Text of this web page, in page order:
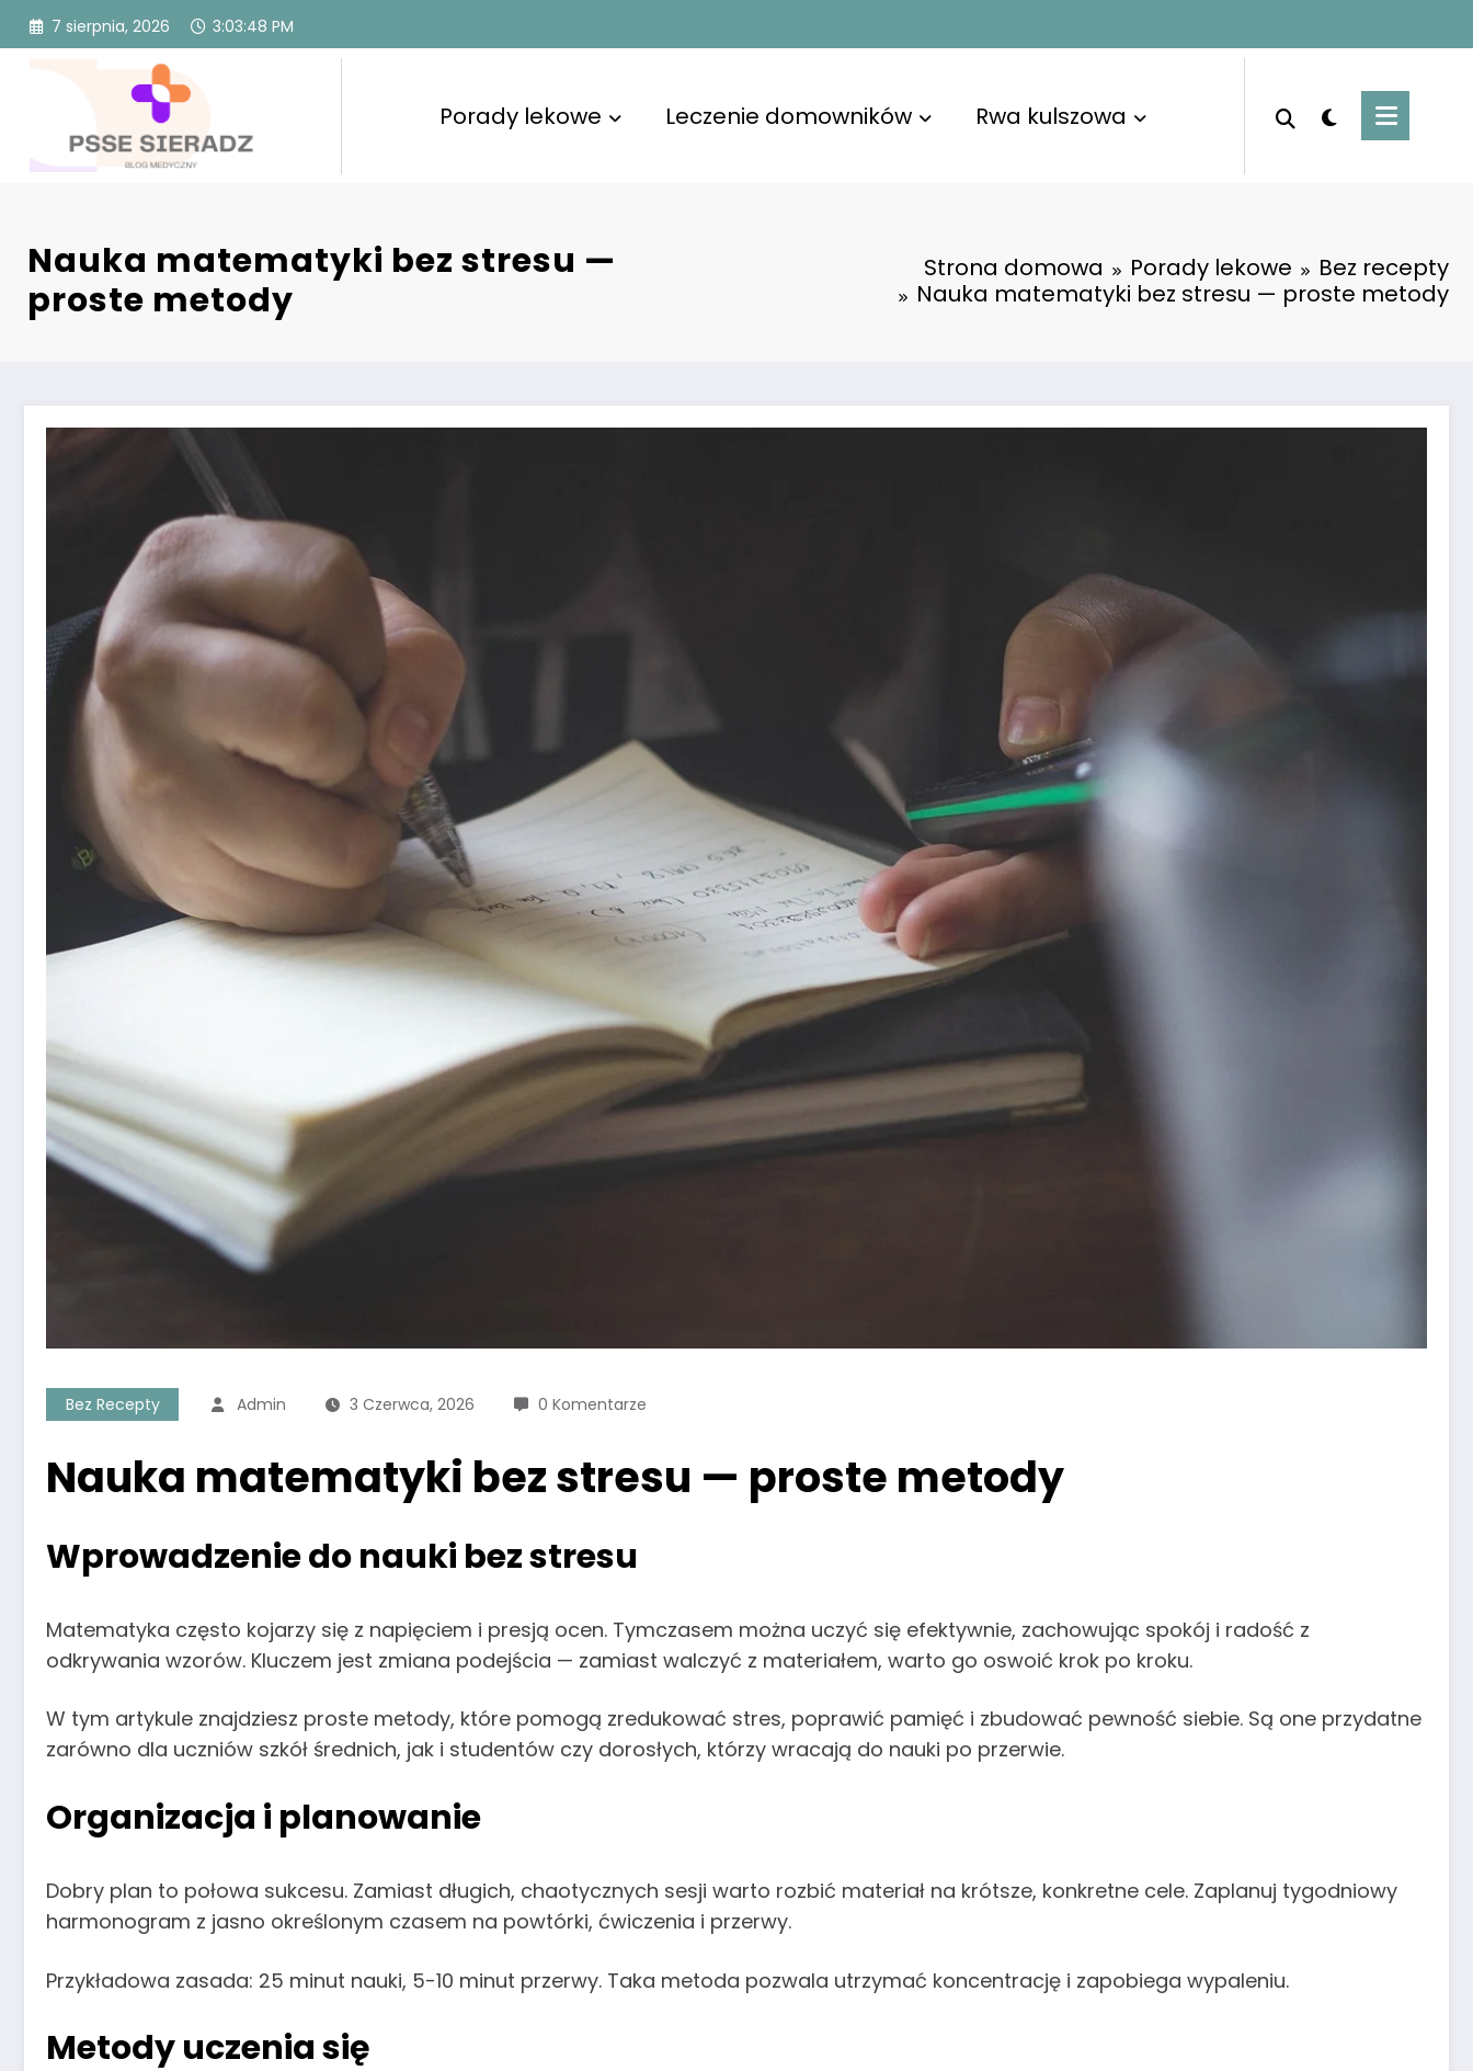
Przejdź
7 sierpnia, 2026 3:03:50 PM
Porady lekowe Leczenie domowników Rwa kulszowa
Nauka matematyki bez stresu —
proste metody
Strona domowa Porady lekowe
Bez recepty
Nauka matematyki bez stresu — proste metody
Bez Recepty Admin 3 Czerwca, 2026 0 Komentarze
Nauka matematyki bez stresu — proste metody
Wprowadzenie do nauki bez stresu
Matematyka często kojarzy się z napięciem i presją ocen. Tymczasem można uczyć się efektywnie, zachowując spokój i radość z
odkrywania wzorów. Kluczem jest zmiana podejścia — zamiast walczyć z materiałem, warto go oswoić krok po kroku.
W tym artykule znajdziesz proste metody, które pomogą zredukować stres, poprawić pamięć i zbudować pewność siebie. Są one przydatne
zarówno dla uczniów szkół średnich, jak i studentów czy dorosłych, którzy wracają do nauki po przerwie.
Organizacja i planowanie
Dobry plan to połowa sukcesu. Zamiast długich, chaotycznych sesji warto rozbić materiał na krótsze, konkretne cele. Zaplanuj tygodniowy
harmonogram z jasno określonym czasem na powtórki, ćwiczenia i przerwy.
Przykładowa zasada: 25 minut nauki, 5-10 minut przerwy. Taka metoda pozwala utrzymać koncentrację i zapobiega wypaleniu.
Metody uczenia się